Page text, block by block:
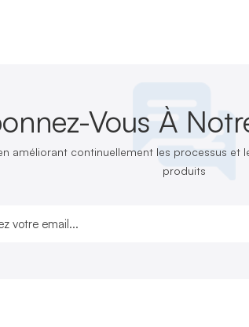
Vous À
améliorant continuellement les processus
produits